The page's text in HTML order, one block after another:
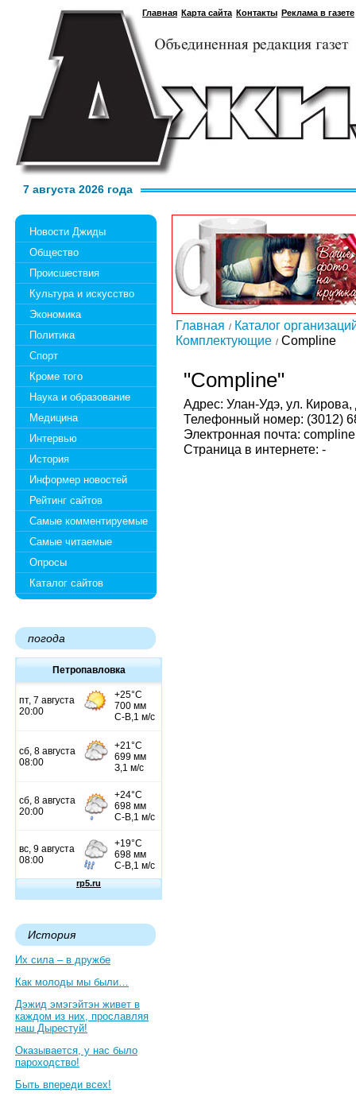
Главная Карта сайта Контакты Реклама в газете
7 августа 2026 года
Новости Джиды
Общество
Происшествия
Культура и искусство
Экономика
Политика
Спорт
Кроме того
Наука и образование
Медицина
Интервью
История
Информер новостей
Рейтинг сайтов
Самые комментируемые
Самые читаемые
Опросы
Каталог сайтов
погода
Петропавловка
История
Их сила – в дружбе
Как молоды мы были…
Дэжид эмэгэйтэн живет в
каждом из них, прославляя
наш Дырестуй!
Оказывается, у нас было
пароходство!
Быть впереди всех!
Главная
Каталог
Комплектующие
Compline
"Compline"
Адрес: Улан-Удэ, ул.
Телефонный номер: (3012)
Электронная почта:
Страница в интернете: -